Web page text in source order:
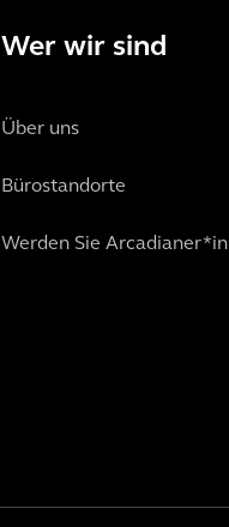
Wer wir sind
Über uns
Bürostandorte
Werden Sie Arcadianer*in